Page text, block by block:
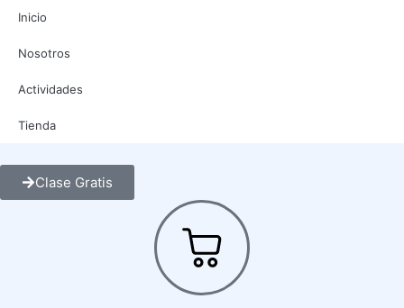
Inicio
Nosotros
Actividades
Tienda
Clase Gratis